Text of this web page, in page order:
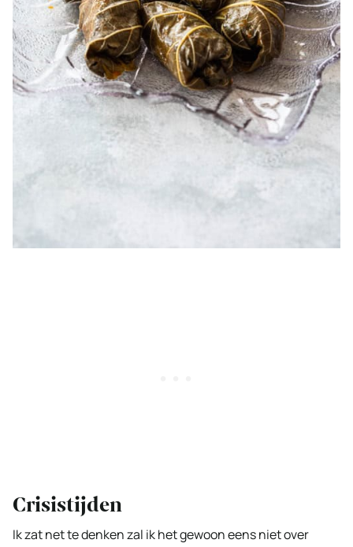
Crisistijden
Ik zat net te denken zal ik het gewoon eens niet over